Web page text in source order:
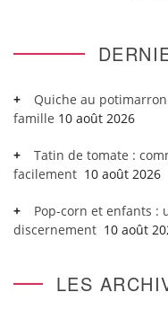
Quiche au
famille 10 août 2026
Tatin de tomate :
facilement 10 août 2026
Pop-corn et enfants :
discernement 10 août
LES